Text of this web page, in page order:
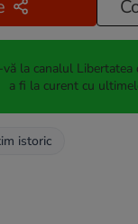
la canalul
a fi la curent cu
istoric